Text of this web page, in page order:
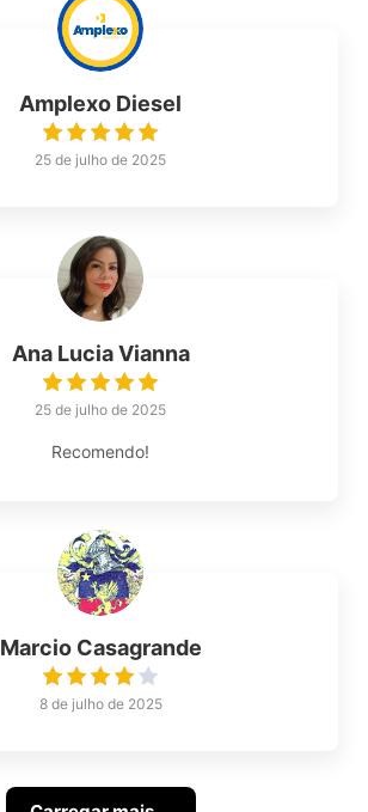
Amplexo Diesel
25 de julho de 2025
Ana Lucia Vianna
25 de julho de 2025
Recomendo!
Marcio Casagrande
8 de julho de 2025